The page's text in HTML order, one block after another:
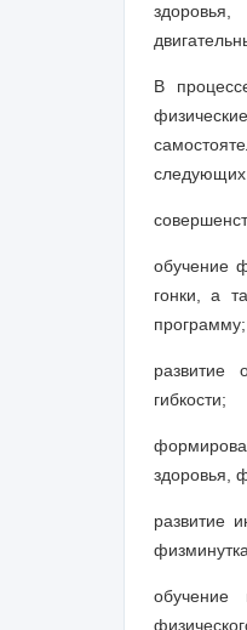
здоровья,
В
следующих
обучение
гонки, а
программу;
развитие
гибкости;
здоровья,
развитие
обучение